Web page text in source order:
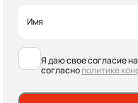
Я даю свое согласие на
согласнополитике